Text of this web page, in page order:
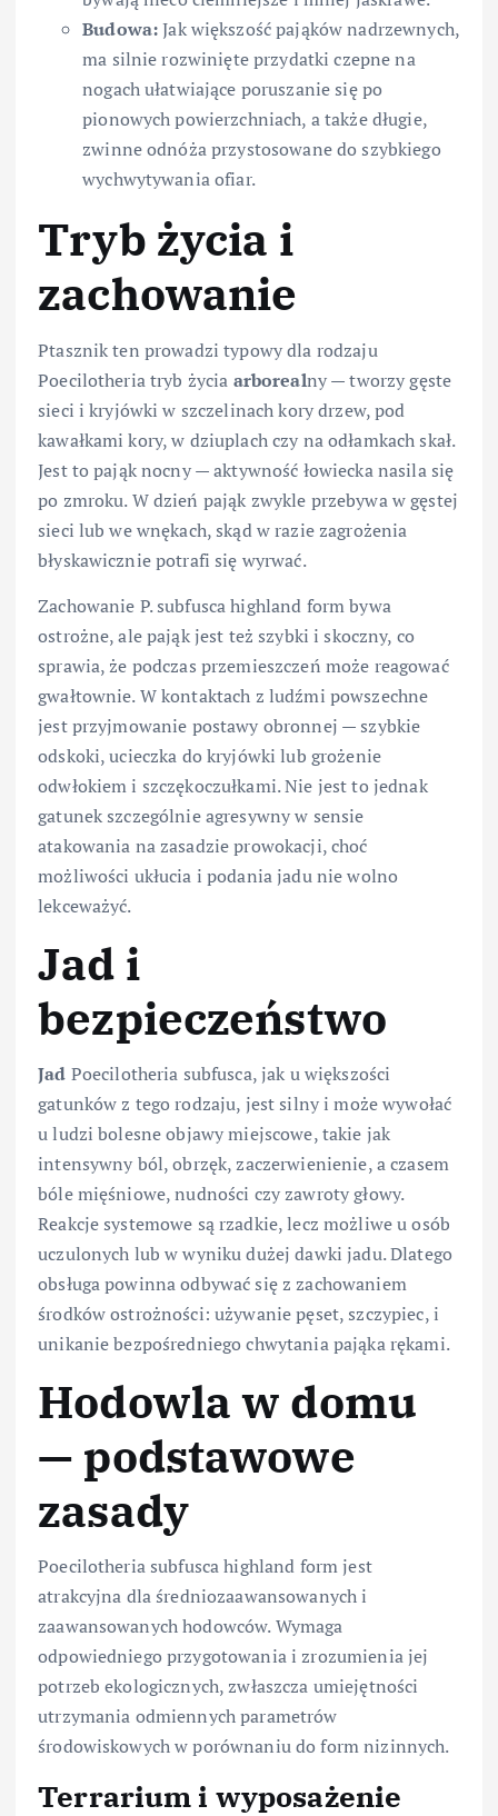
Budowa:Jak większość pająków nadrzewnych,
ma silnie rozwinięte przydatki czepne na
nogach ułatwiające poruszanie się po
pionowych powierzchniach, a także długie,
zwinne odnóża przystosowane do szybkiego
wychwytywania ofiar.
Tryb życia i
zachowanie
Ptasznik ten prowadzi typowy dla rodzaju
Poecilotheria tryb życia arborealny — tworzy gęste
sieci i kryjówki w szczelinach kory drzew, pod
kawałkami kory, w dziuplach czy na odłamkach skał.
Jest to pająk nocny — aktywność łowiecka nasila się
po zmroku. W dzień pająk zwykle przebywa w gęstej
sieci lub we wnękach, skąd w razie zagrożenia
błyskawicznie potrafi się wyrwać.
Zachowanie P. subfusca highland form bywa
ostrożne, ale pająk jest też szybki i skoczny, co
sprawia, że podczas przemieszczeń może reagować
gwałtownie. W kontaktach z ludźmi powszechne
jest przyjmowanie postawy obronnej — szybkie
odskoki, ucieczka do kryjówki lub grożenie
odwłokiem i szczękoczułkami. Nie jest to jednak
gatunek szczególnie agresywny w sensie
atakowania na zasadzie prowokacji, choć
możliwości ukłucia i podania jadu nie wolno
lekceważyć.
Jad i
bezpieczeństwo
Jad Poecilotheria subfusca, jak u większości
gatunków z tego rodzaju, jest silny i może wywołać
u ludzi bolesne objawy miejscowe, takie jak
intensywny ból, obrzęk, zaczerwienienie, a czasem
bóle mięśniowe, nudności czy zawroty głowy.
Reakcje systemowe są rzadkie, lecz możliwe u osób
uczulonych lub w wyniku dużej dawki jadu. Dlatego
obsługa powinna odbywać się z zachowaniem
środków ostrożności: używanie pęset, szczypiec, i
unikanie bezpośredniego chwytania pająka rękami.
Hodowla w domu
— podstawowe
zasady
Poecilotheria subfusca highland form jest
atrakcyjna dla średniozaawansowanych i
zaawansowanych hodowców. Wymaga
odpowiedniego przygotowania i zrozumienia jej
potrzeb ekologicznych, zwłaszcza umiejętności
utrzymania odmiennych parametrów
środowiskowych w porównaniu do form nizinnych.
Terrarium i wyposażenie